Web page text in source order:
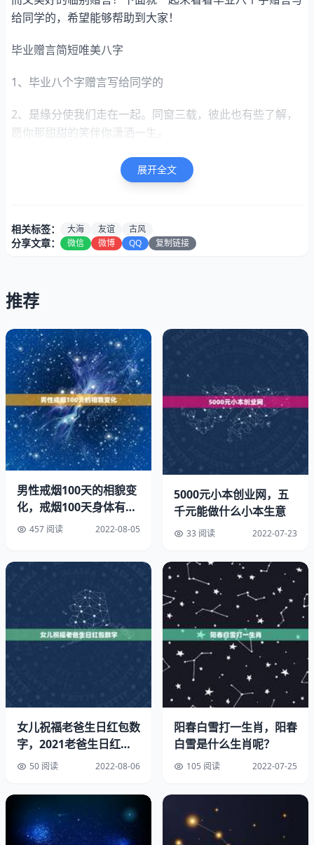
给同学的，希望能够帮助到大家！
毕业赠言简短唯美八字
1、毕业八个字赠言写给同学的
2、是缘分使我们走在一起。同窗三载，彼此也有些了解，
愿你那甜甜的笑伴你潇洒一生。
3、你是泊于青春的港口的一叶小舟，愿你扬起信念的帆，
载着希望的梦幻，驶向辽阔的海洋。
4、明天，这是个美丽灿烂、辉映着五光十色的迷人的字
眼。愿你的明天无限美丽、无限灿烂、无限迷人!
5、曾经你我共沐一片阳光，谱写下友谊的篇章，多少回忆
美在了心房。毕业分别了，愿我千万个祝福，时刻陪伴你左
6、在桃李芬芳的七月，收获你灿烂的笑容。伴着夏天的，
带去我的问候，祝你毕业大吉，早日找到理想的工作!毕业
佳句简短古风。
7、毕业了，让我们挥手再见，说一声珍重，道一声祝福，
感谢彼此曾经的美好回忆，珍彼此真挚的友情，愿你前程似
8、曾经，披星戴月苦奋战，试卷题海;现在，寒窗苦读十二
载，苦尽甘来。功夫不负有心人，祝贺你考上理想学府，恭
喜!毕业祝福语八个字。
你的聪明才智，勤奋努力，相信四年后依旧前途，加油!
10、大四一年人生百味，亡羊补牢担心学位。纵观四载真
展开全文
相关标签： 大海 友谊 古风
分享文章： 微信 微博 QQ 复制链接
推荐
男性戒烟100天的相貌变
化，戒烟100天身体有啥
区别457 阅读 2022-08-05
5000元小本创业网，五
千元能做什么小本生意
33 阅读 2022-07-23
女儿祝福老爸生日红包数
字，2021老爸生日红包
吉利数字
50 阅读 2022-08-06
阳春白雪打一生肖，阳春
白雪是什么生肖呢？
105 阅读 2022-07-25